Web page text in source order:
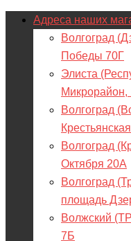
Адреса наших
Волгоград
Победы 70Г
Элиста
Волгоград
Волгоград
Октября 20А
Волгоград
площадь
Волжский
7Б